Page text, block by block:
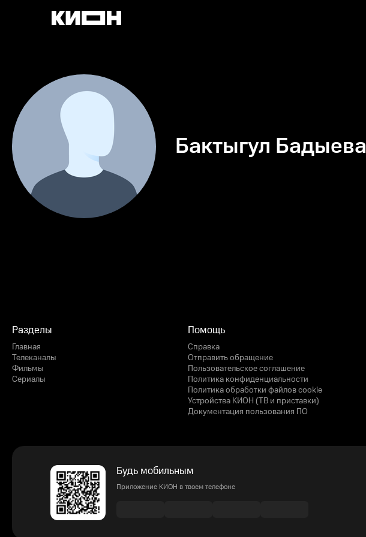
Бактыгул Бадыева
Разделы
Главная
Телеканалы
Фильмы
Сериалы
Помощь
Справка
Отправить обращение
Пользовательское соглашение
Политика конфиденциальности
Политика обработки файлов cookie
Устройства КИОН (ТВ и приставки)
Документация пользования ПО
Будь мобильным
Приложение КИОН в твоем телефоне